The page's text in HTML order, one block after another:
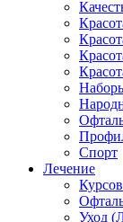
Спорт
Лечение
Уход